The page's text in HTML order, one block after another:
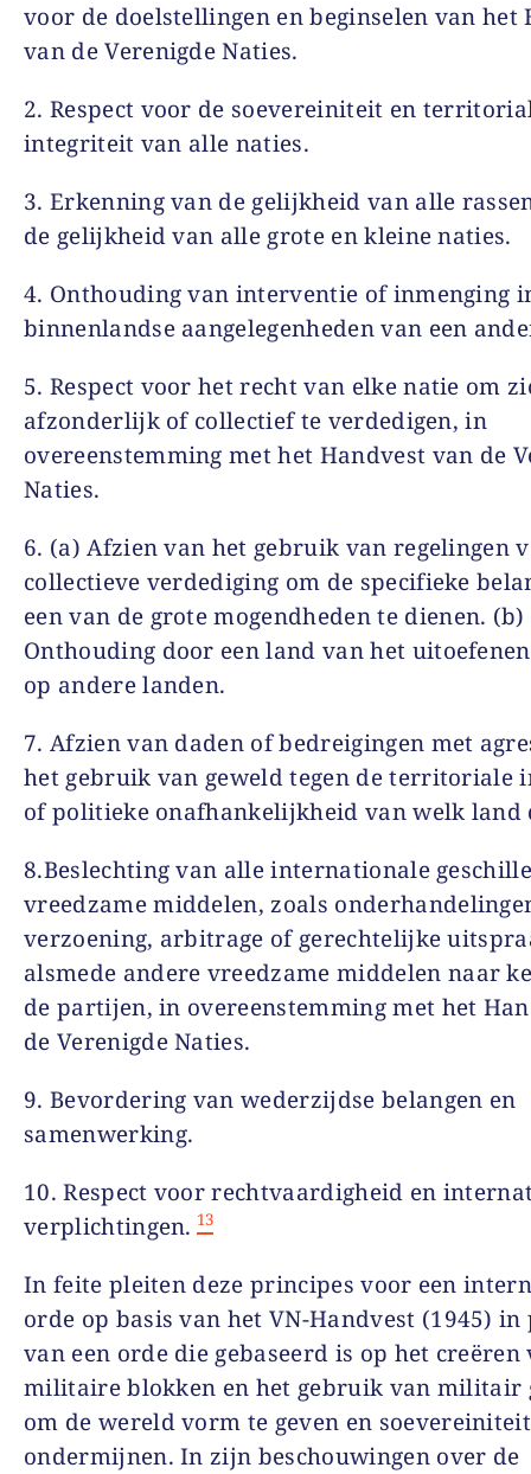
voor de doelstellingen en beginselen van het
van de Verenigde Naties.
2. Respect voor de soevereiniteit en
integriteit van alle naties.
3. Erkenning van de gelijkheid van alle
de gelijkheid van alle grote en kleine naties.
4. Onthouding van interventie of inmenging
binnenlandse aangelegenheden van een
5. Respect voor het recht van elke natie om
afzonderlijk of collectief te verdedigen, in
overeenstemming met het Handvest van de
Naties.
6. (a) Afzien van het gebruik van regelingen
collectieve verdediging om de specifieke
een van de grote mogendheden te dienen. (b)
Onthouding door een land van het
op andere landen.
7. Afzien van daden of bedreigingen met
het gebruik van geweld tegen de territoriale
of politieke onafhankelijkheid van welk land
8.Beslechting van alle internationale
vreedzame middelen, zoals
verzoening, arbitrage of gerechtelijke
alsmede andere vreedzame middelen naar
de partijen, in overeenstemming met het
de Verenigde Naties.
9. Bevordering van wederzijdse belangen en
samenwerking.
10. Respect voor rechtvaardigheid en
verplichtingen. 13
In feite pleiten deze principes voor een
orde op basis van het VN-Handvest (1945) in
van een orde die gebaseerd is op het creëren
militaire blokken en het gebruik van militair
om de wereld vorm te geven en
ondermijnen. In zijn beschouwingen over de